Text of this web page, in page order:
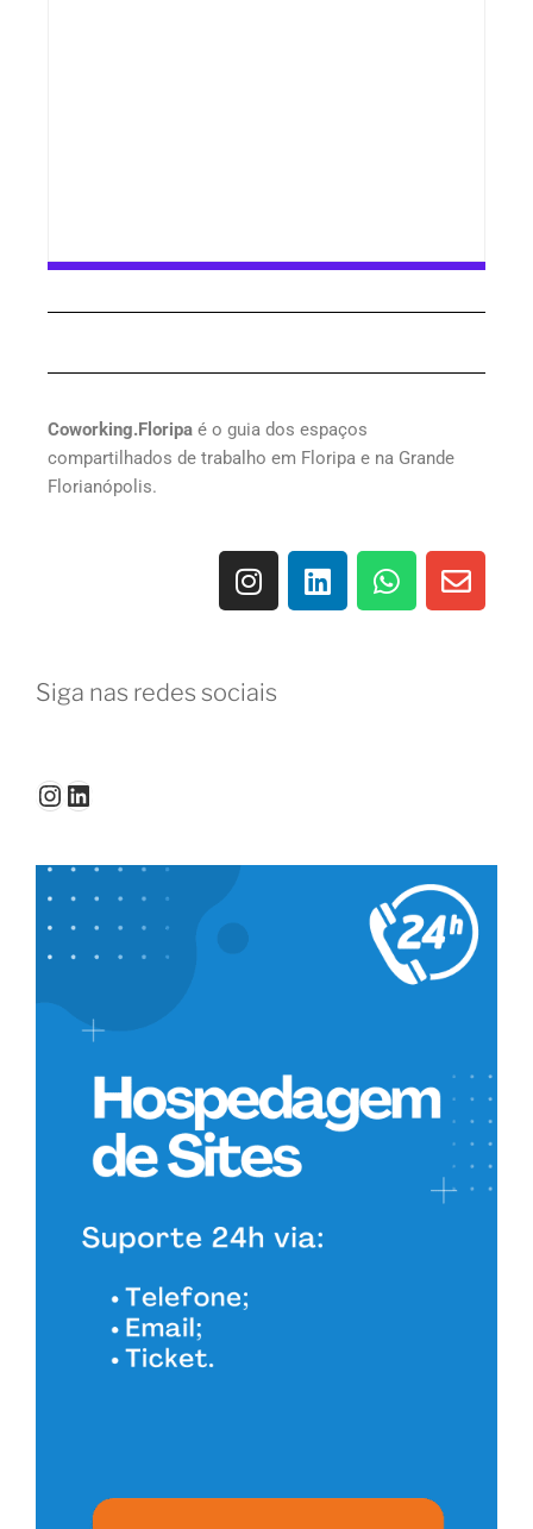
Coworking.Floripa é o guia dos espaços
compartilhados de trabalho em Floripa e na Grande
Florianópolis.
Siga nas redes sociais